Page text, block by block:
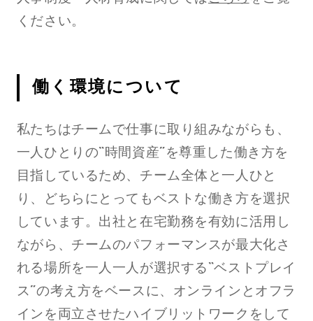
ください。
働く環境について
私たちはチームで仕事に取り組みながらも、
一人ひとりの“時間資産”を尊重した働き方を
目指しているため、チーム全体と一人ひと
り、どちらにとってもベストな働き方を選択
しています。出社と在宅勤務を有効に活用し
ながら、チームのパフォーマンスが最大化さ
れる場所を一人一人が選択する“ベストプレイ
ス”の考え方をベースに、オンラインとオフラ
インを両立させたハイブリットワークをして